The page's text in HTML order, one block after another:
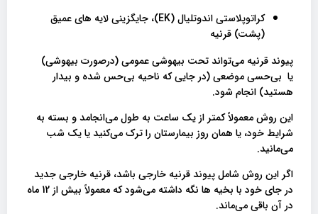
کراتوپلاستی اندوتلیال (EK)، جایگزینی لایه های عمیق
(پشت) قرنیه
پیوند قرنیه می‌تواند تحت بیهوشی عمومی (درصورت بیهوشی)
یا بی‌حسی موضعی (در جایی که ناحیه بی‌حس شده و بیدار
هستید) انجام شود.
این روش معمولاً کمتر از یک ساعت به طول می‌انجامد و بسته به
شرایط خود، یا همان روز بیمارستان را ترک می‌کنید یا یک شب
می‌مانید.
اگر این روش شامل پیوند قرنیه خارجی باشد، قرنیه خارجی جدید
در جای خود با بخیه ها نگه داشته می‌شود که معمولاً بیش از 12 ماه
در آن باقی می‌ماند.